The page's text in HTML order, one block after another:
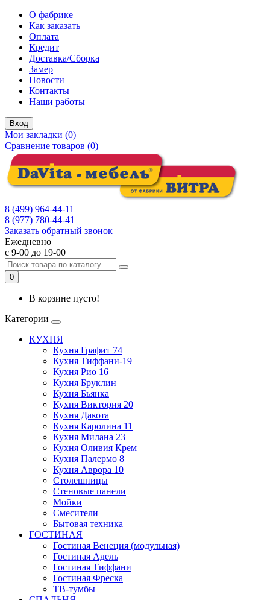
О фабрике
Как заказать
Оплата
Кредит
Доставка/Сборка
Замер
Новости
Контакты
Наши работы
Вход
Мои закладки (0)
Сравнение товаров (0)
8 (499) 964-44-11
8 (977) 780-44-41
Заказать обратный звонок
Ежедневно
с 9-00 до 19-00
0
В корзине пусто!
Категории
КУХНЯ
Кухня Графит 74
Кухня Тиффани-19
Кухня Рио 16
Кухня Бруклин
Кухня Бьянка
Кухня Виктория 20
Кухня Дакота
Кухня Каролина 11
Кухня Милана 23
Кухня Оливия Крем
Кухня Палермо 8
Кухня Аврора 10
Столешницы
Стеновые панели
Мойки
Смесители
Бытовая техника
ГОСТИНАЯ
Гостиная Венеция (модульная)
Гостиная Адель
Гостиная Тиффани
Гостиная Фреска
ТВ-тумбы